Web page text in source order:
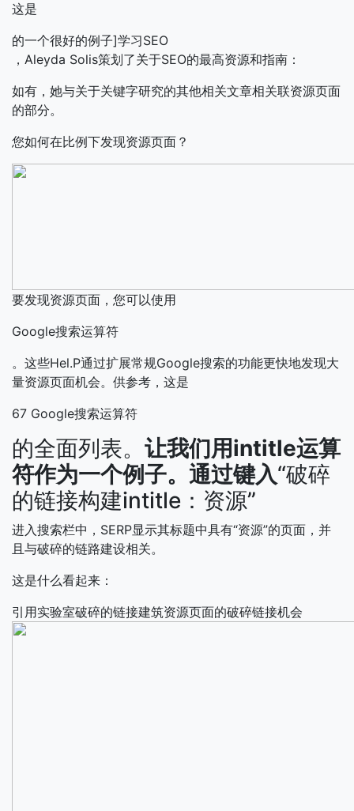
这是
的一个很好的例子]学习SEO
，Aleyda Solis策划了关于SEO的最高资源和指南：
如有，她与关于关键字研究的其他相关文章相关联资源页面
的部分。
您如何在比例下发现资源页面？
要发现资源页面，您可以使用
Google搜索运算符
。这些Hel.P通过扩展常规Google搜索的功能更快地发现大
量资源页面机会。供参考，这是
67 Google搜索运算符
的全面列表。 让我们用intitle运算
符作为一个例子。通过键入“破碎
的链接构建intitle：资源”
进入搜索栏中，SERP显示其标题中具有“资源”的页面，并
且与破碎的链路建设相关。
这是什么看起来：
引用实验室破碎的链接建筑资源页面的破碎链接机会